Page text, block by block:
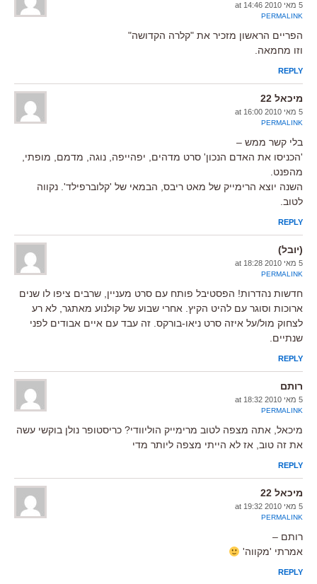
5 מאי 2010 at 14:46
PERMALINK
הפריים הראשון מזכיר את "קלרה הקדושה"
וזו מחמאה.
REPLY
מיכאל 22
5 מאי 2010 at 16:00
PERMALINK
בלי קשר ממש –
'הכניסו את האדם הנכון' סרט מדהים, יפהייפה, נוגה, מדמם, מופתי,
מהפנט.
השנה יוצא הרימייק של מאט ריבס, הבמאי של 'קלוברפילד'. נקווה
לטוב.
REPLY
(יובל)
5 מאי 2010 at 18:28
PERMALINK
חדשות נהדרות! הפסטיבל פותח עם סרט מעניין, שרבים ציפו לו שנים
ארוכות וסוגר עם להיט הקיץ. אחרי שבוע של קולנוע מאתגר, לא רע
לצחוק מול/על איזה סרט ניאו-בורקס. זה עבד עם איים אבודים לפני
שנתיים.
REPLY
רותם
5 מאי 2010 at 18:32
PERMALINK
מיכאל, אתה מצפה לטוב מרימייק הוליוודי? כריסטופר נולן בוקשי עשה
את זה טוב, אז לא הייתי מצפה ליותר מדי
REPLY
מיכאל 22
5 מאי 2010 at 19:32
PERMALINK
רותם –
אמרתי 'מקווה'
REPLY